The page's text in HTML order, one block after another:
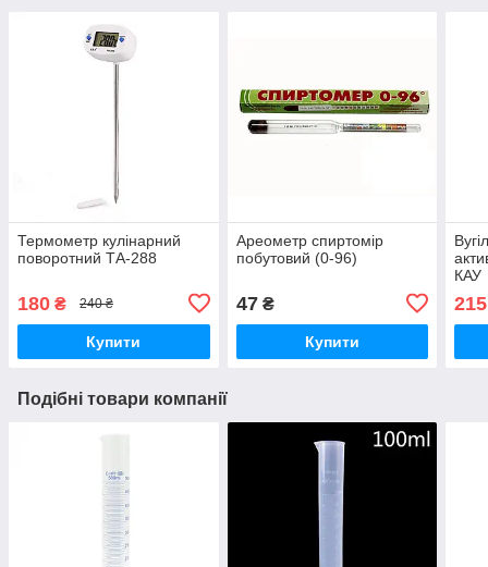
Термометр кулінарний
поворотний ТА-288
180 ₴ 240 ₴
Купити
Ареометр спиртомір
побутовий (0-96)
47₴
Купити
КАУ
215
Подібні товари компанії